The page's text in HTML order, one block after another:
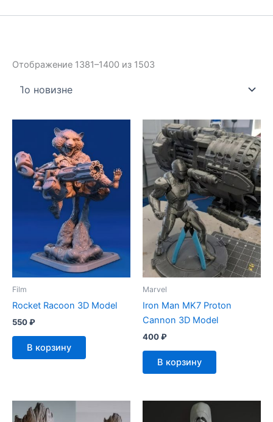
Отображение 1381–1400 из 1503
Film
Rocket Racoon 3D Model
550₽
В корзину
Marvel
Iron Man MK7 Proton
Cannon 3D Model
400₽
В корзину